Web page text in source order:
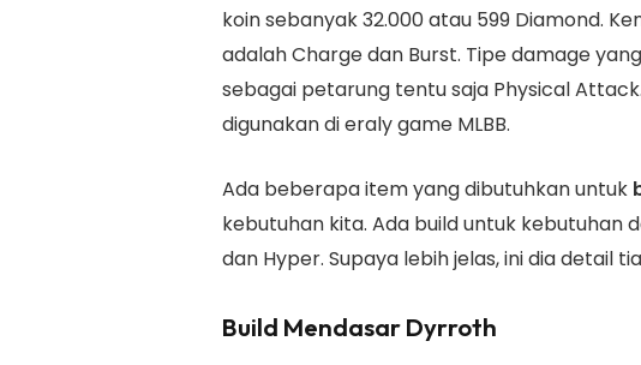
koin sebanyak 32.000 atau 599 Diamond.
adalah Charge dan Burst. Tipe damage
sebagai petarung tentu saja Physical
digunakan di eraly game MLBB.
Ada beberapa item yang dibutuhkan untuk
kebutuhan kita. Ada build untuk kebutuhan
dan Hyper. Supaya lebih jelas, ini dia detail
Build Mendasar Dyrroth